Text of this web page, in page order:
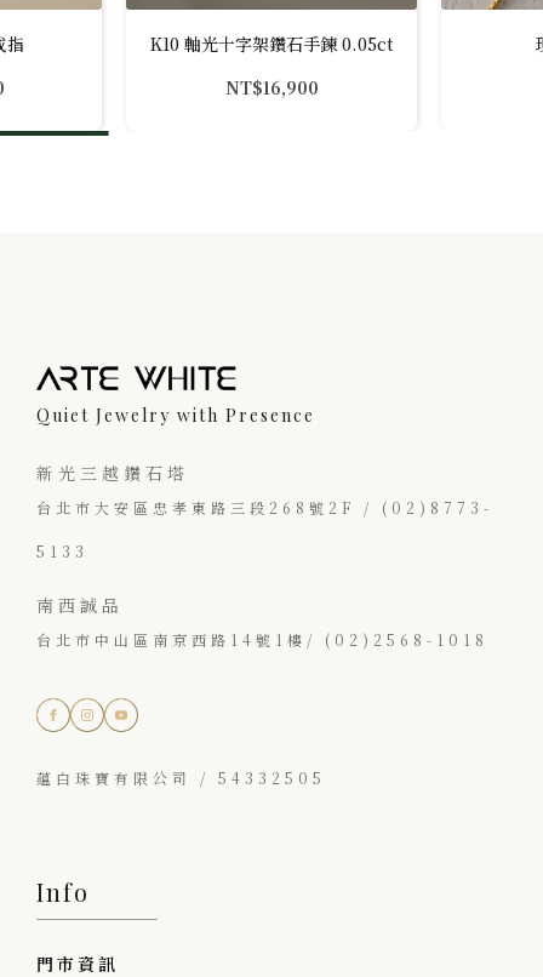
指
K10 軸光十字架鑽石手鍊 0.05ct
NT$16,900
Quiet Jewelry with Presence
新光三越鑽石塔
台北市大安區忠孝東路三段268號2F / (02)8773-
5133
南西誠品
台北市中山區南京西路14號1樓/ (02)2568-1018
蘊白珠寶有限公司 / 54332505
Info
門市資訊